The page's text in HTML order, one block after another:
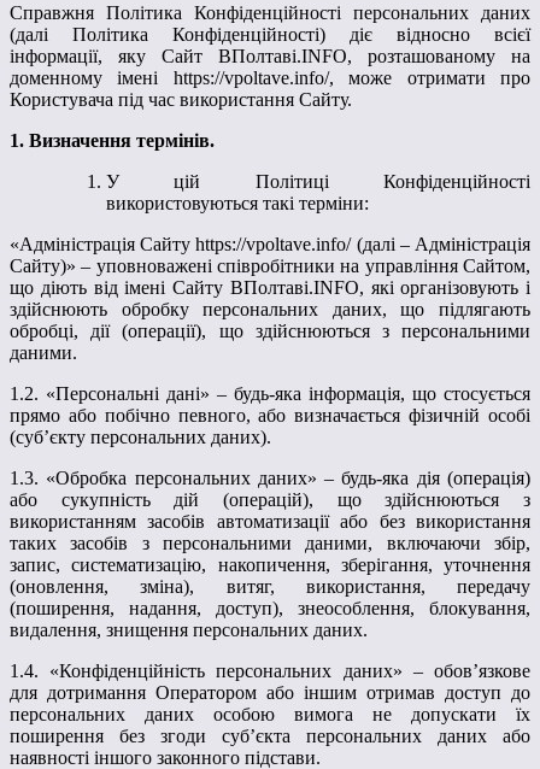
Справжня Політика Конфіденційності персональних даних
(далі Політика Конфіденційності) діє відносно всієї
інформації, яку Сайт ВПолтаві.INFO, розташованому на
доменному імені https://vpoltave.info/, може отримати про
Користувача під час використання Сайту.
1. Визначення термінів.
У цій Політиці Конфіденційності
використовуються такі терміни:
«Адміністрація Сайтуhttps://vpoltave.info/ (далі – Адміністрація
Сайту)» – уповноважені співробітники на управління Сайтом,
що діють від імені Сайту ВПолтаві.INFO, які організовують і
здійснюють обробку персональних даних, що підлягають
обробці, дії (операції), що здійснюються з персональними
даними.
1.2. «Персональні дані» – будь-яка інформація, що стосується
прямо або побічно певного, або визначається фізичній особі
(суб’єкту персональних даних).
1.3. «Обробка персональних даних» – будь-яка дія (операція)
або сукупність дій (операцій), що здійснюються з
використанням засобів автоматизації або без використання
таких засобів з персональними даними, включаючи збір,
запис, систематизацію, накопичення, зберігання, уточнення
(оновлення, зміна), витяг, використання, передачу
(поширення, надання, доступ), знеособлення, блокування,
видалення, знищення персональних даних.
1.4. «Конфіденційність персональних даних» – обов’язкове
для дотримання Оператором або іншим отримав доступ до
персональних даних особою вимога не допускати їх
поширення без згоди суб’єкта персональних даних або
наявності іншого законного підстави.